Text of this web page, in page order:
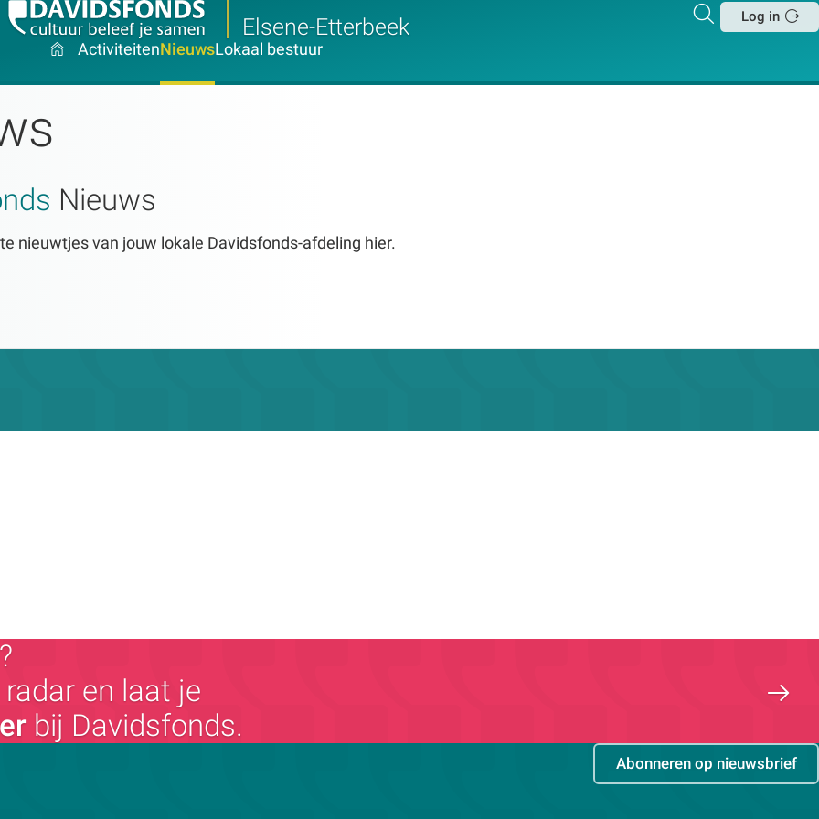
Elsene-Etterbeek
Zoeken
Log in
ActiviteitenNieuwsLokaal bestuur
Nieuws
nieuwtjes van jouw lokale Davidsfonds-afdeling hier.
en laat je
bij Davidsfonds.
Abonneren op nieuwsbrief